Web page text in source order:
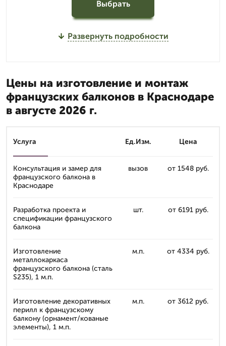
Выбрать
Развернуть подробности
Цены на изготовление и монтаж
французских балконов в Краснодаре
в августе 2026 г.
Услуга Ед.Изм. Цена
Консультация и замер для
французского балкона в
Краснодаре
вызов от 1548 руб.
Разработка проекта и
спецификации французского
балкона
шт. от 6191 руб.
Изготовление
металлокаркаса
французского балкона (сталь
S235), 1 м.п.
м.п. от 4334 руб.
Изготовление декоративных
перилл к французскому
балкону (орнамент/кованые
элементы), 1 м.п.
м.п. от 3612 руб.